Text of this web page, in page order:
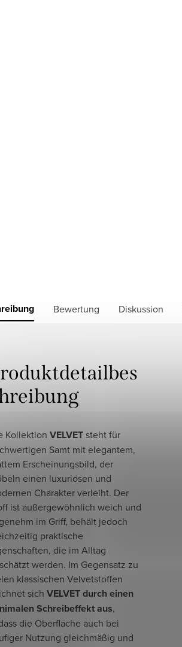
Bewertung Diskussion
Kollektion VELVETsteht für
Samt mit elegantem,
Erscheinungsbild, der
einen luxuriösen und
Charakter verleiht. Der
ist außergewöhnlich weich und
im Griff, behält jedoch
praktische
die im Alltag
werden. Im Gegensatz zu
klassischen Velvetstoffen
sich VELVET durch einen
Schreibeffekt aus,
die Oberfläche auch bei
Nutzung gleichmäßig und